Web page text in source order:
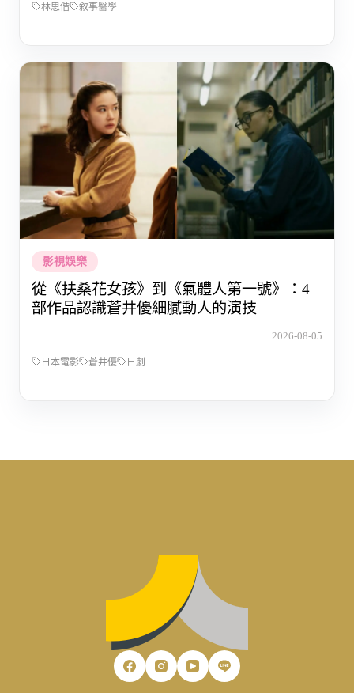
林思偕 敘事醫學
影視娛樂
從《扶桑花女孩》到《氣體人第一號》：4
部作品認識蒼井優細膩動人的演技
2026-08-05
日本電影 蒼井優 日劇